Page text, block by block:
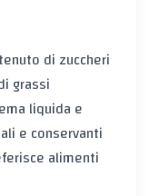
di zuccheri
grassi
liquida e
e conservanti
alimenti